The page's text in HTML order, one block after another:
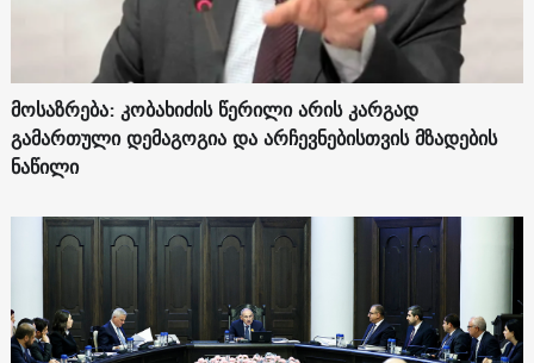
მოსაზრება: კობახიძის წერილი არის კარგად
გამართული დემაგოგია და არჩევნებისთვის მზადების
ნაწილი